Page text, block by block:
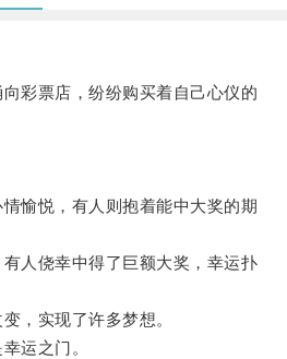
票店，纷纷购买着自己心仪的
悦，有人则抱着能中大奖的期
侥幸中得了巨额大奖，幸运扑
实现了许多梦想。
运之门。